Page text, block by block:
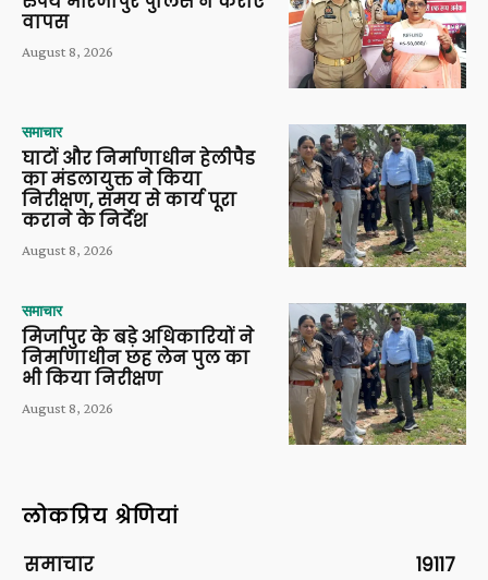
वापस
August 8, 2026
समाचार
घाटों और निर्माणाधीन हेलीपैड
का मंडलायुक्त ने किया
निरीक्षण, समय से कार्य पूरा
कराने के निर्देश
August 8, 2026
समाचार
मिर्जापुर के बड़े अधिकारियों ने
निर्माणाधीन छह लेन पुल का
भी किया निरीक्षण
August 8, 2026
लोकप्रिय श्रेणियां
समाचार
19117